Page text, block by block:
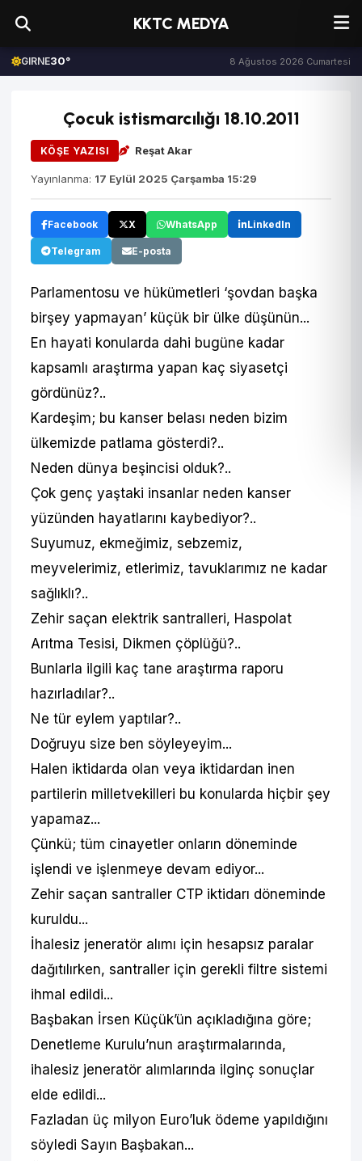
KKTC MEDYA
GIRNE30° 8 Ağustos 2026 Cumartesi
Çocuk istismarcılığı 18.10.2011
KÖŞE YAZISI Reşat Akar
Yayınlanma: 17 Eylül 2025 Çarşamba 15:29
Facebook X WhatsApp LinkedIn
Telegram E-posta
Parlamentosu ve hükümetleri ‘şovdan başka
birşey yapmayan’ küçük bir ülke düşünün...
En hayati konularda dahi bugüne kadar
kapsamlı araştırma yapan kaç siyasetçi
gördünüz?..
Kardeşim; bu kanser belası neden bizim
ülkemizde patlama gösterdi?..
Neden dünya beşincisi olduk?..
Çok genç yaştaki insanlar neden kanser
yüzünden hayatlarını kaybediyor?..
Suyumuz, ekmeğimiz, sebzemiz,
meyvelerimiz, etlerimiz, tavuklarımız ne kadar
sağlıklı?..
Zehir saçan elektrik santralleri, Haspolat
Arıtma Tesisi, Dikmen çöplüğü?..
Bunlarla ilgili kaç tane araştırma raporu
hazırladılar?..
Ne tür eylem yaptılar?..
Doğruyu size ben söyleyeyim...
Halen iktidarda olan veya iktidardan inen
partilerin milletvekilleri bu konularda hiçbir şey
yapamaz...
Çünkü; tüm cinayetler onların döneminde
işlendi ve işlenmeye devam ediyor...
Zehir saçan santraller CTP iktidarı döneminde
kuruldu...
İhalesiz jeneratör alımı için hesapsız paralar
dağıtılırken, santraller için gerekli filtre sistemi
ihmal edildi...
Başbakan İrsen Küçük’ün açıkladığına göre;
Denetleme Kurulu’nun araştırmalarında,
ihalesiz jeneratör alımlarında ilginç sonuçlar
elde edildi...
Fazladan üç milyon Euro’luk ödeme yapıldığını
söyledi Sayın Başbakan...